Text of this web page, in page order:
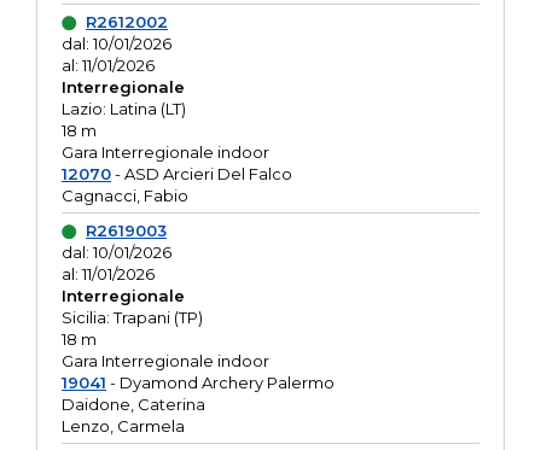
R2612002
dal: 10/01/2026
al: 11/01/2026
Interregionale
Lazio: Latina (LT)
18 m
Gara Interregionale indoor
12070- ASD Arcieri Del Falco
Cagnacci, Fabio
R2619003
dal: 10/01/2026
al: 11/01/2026
Interregionale
Sicilia: Trapani (TP)
18 m
Gara Interregionale indoor
19041 - Dyamond Archery Palermo
Daidone, Caterina
Lenzo, Carmela